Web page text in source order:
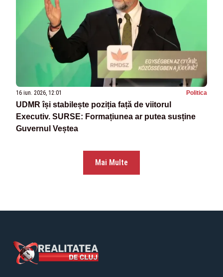
16 iun. 2026, 12:01 Politica
UDMR își stabilește poziția față de viitorul
Executiv. SURSE: Formațiunea ar putea susține
Guvernul Veștea
Mai Multe